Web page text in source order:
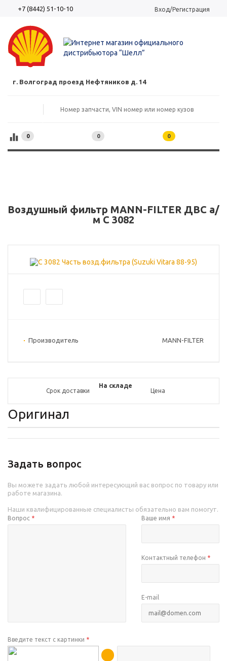
+7 (8442) 51-10-10 Вход/Регистрация
г. Волгоград проезд Нефтяников д. 14
0 0 0
Воздушный фильтр MANN-FILTER ДВС а/
м C 3082
Производитель MANN-FILTER
Срок доставки
На складе
Цена
Оригинал
Задать вопрос
Вы можете задать любой интересующий вас вопрос по товару или
работе магазина.
Наши квалифицированные специалисты обязательно вам помогут.
Вопрос * Ваше имя *
Контактный телефон *
E-mail
Введите текст с картинки *